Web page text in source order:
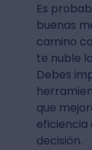
Es
buenas
camino
te nuble
Debes
que
decisión.